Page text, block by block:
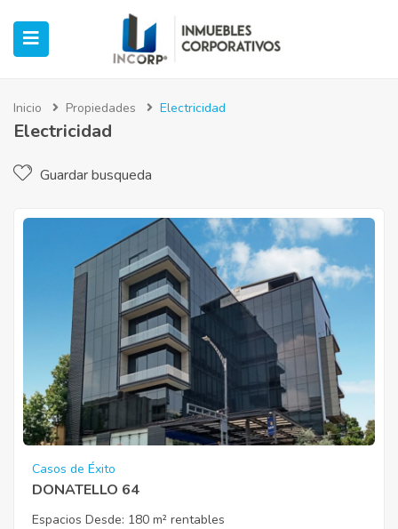
(Retail)
(Casos de Éxito)
Inicio Propiedades Electricidad
Electricidad
Guardar busqueda
Casos de Éxito
DONATELLO 64
Espacios Desde: 180 m² rentables